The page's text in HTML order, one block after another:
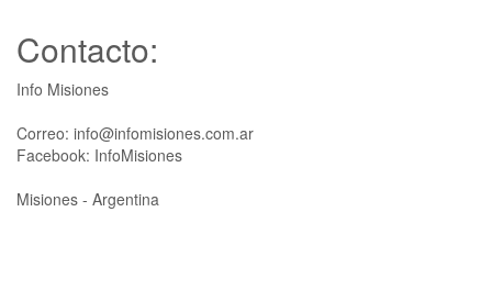
Contacto:
Info Misiones
Correo: info@infomisiones.com.ar
Facebook: InfoMisiones
Misiones - Argentina